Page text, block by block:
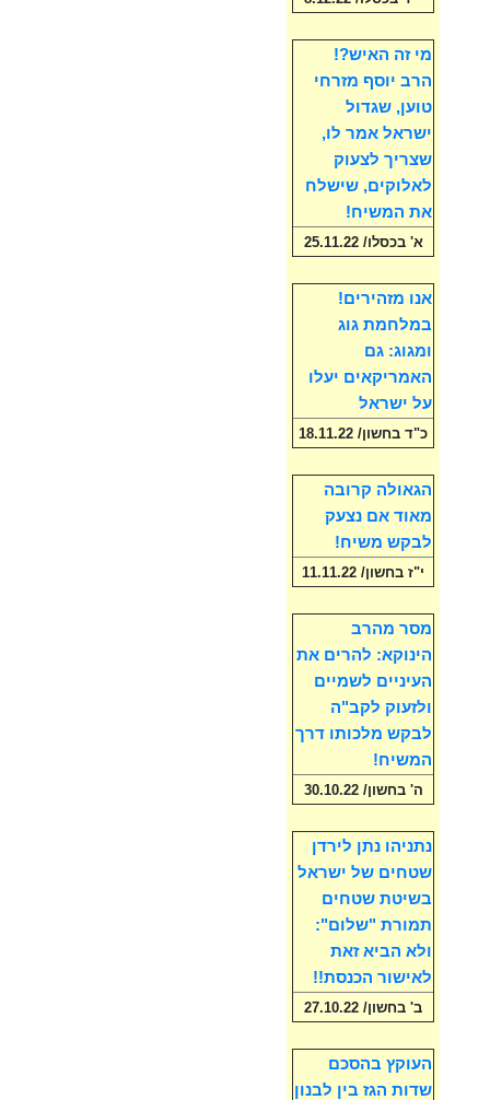
מי זה האיש?!
הרב יוסף מזרחי
טוען, שגדול
ישראל אמר לו,
שצריך לצעוק
לאלוקים, שישלח
את המשיח!
א' בכסלו/ 25.11.22
אנו מזהירים!
במלחמת גוג
ומגוג: גם
האמריקאים יעלו
על ישראל
כ"ד בחשון/ 18.11.22
הגאולה קרובה
מאוד אם נצעק
לבקש משיח!
י"ז בחשון/ 11.11.22
מסר מהרב
הינוקא: להרים את
העיניים לשמיים
ולזעוק לקב"ה
לבקש מלכותו דרך
המשיח!
ה' בחשון/ 30.10.22
נתניהו נתן לירדן
שטחים של ישראל
בשיטת שטחים
תמורת "שלום":
ולא הביא זאת
לאישור הכנסת!!
ב' בחשון/ 27.10.22
העוקץ בהסכם
שדות הגז בין לבנון